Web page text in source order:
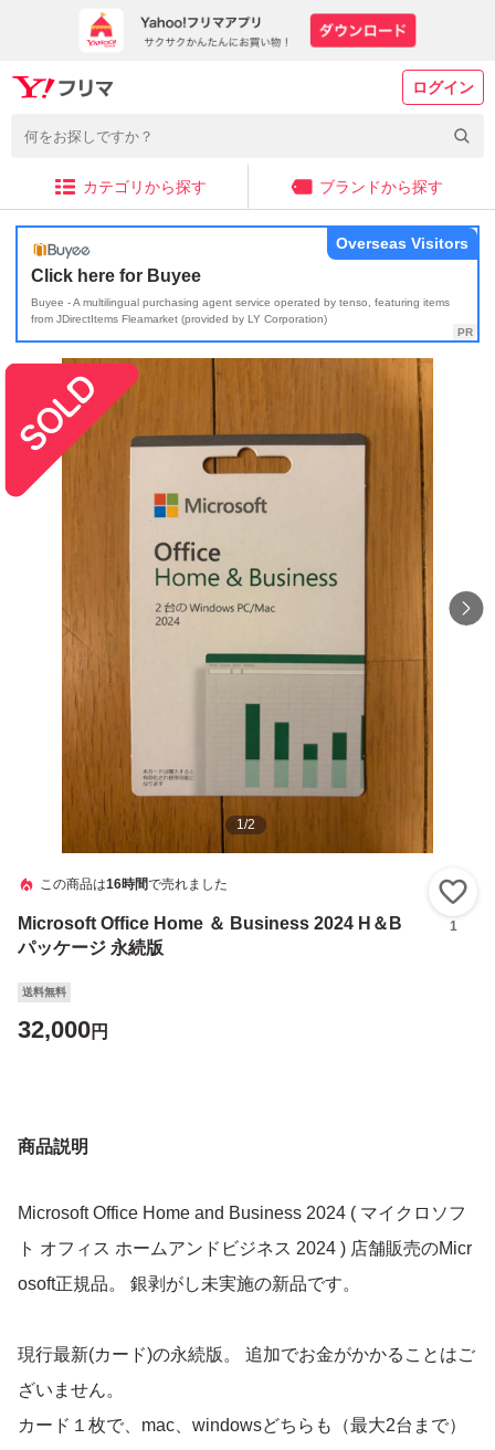
ログイン
カテゴリから探す ブランドから探す
Click here for Buyee
Buyee - A multilingual purchasing agent service operated by tenso, featuring items
from JDirectItems Fleamarket (provided by LY Corporation)
Overseas Visitors
1/2
この商品は16時間で売れました
Microsoft Office Home ＆ Business 2024 H＆B
パッケージ 永続版
1
送料無料
32,000円
商品説明
Microsoft Office Home and Business 2024 ( マイクロソフ
ト オフィス ホームアンドビジネス 2024 ) 店舗販売のMicr
osoft正規品。 銀剥がし未実施の新品です。
現行最新(カード)の永続版。 追加でお金がかかることはご
ざいません。
カード１枚で、mac、windowsどちらも（最大2台まで）